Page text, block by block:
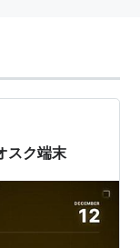
スク端末